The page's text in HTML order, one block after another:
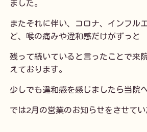
ました。
またそれに伴い、コロナ、インフル
ど、喉の痛みや違和感だけがずっと
残って続いていると言ったことで来
えております。
少しでも違和感を感じましたら当院
では2月の営業のお知らせをさせてい